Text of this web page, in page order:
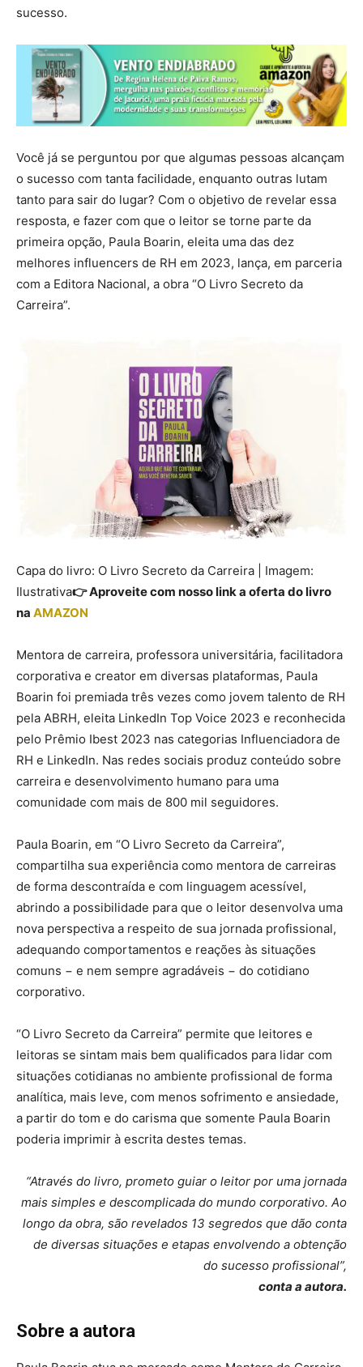
sucesso.
Você já se perguntou por que algumas pessoas alcançam
o sucesso com tanta facilidade, enquanto outras lutam
tanto para sair do lugar? Com o objetivo de revelar essa
resposta, e fazer com que o leitor se torne parte da
primeira opção, Paula Boarin, eleita uma das dez
melhores influencers de RH em 2023, lança, em parceria
com a Editora Nacional, a obra “O Livro Secreto da
Carreira”.
Capa do livro: O Livro Secreto da Carreira | Imagem:
Ilustrativa👉 Aproveite com nosso link a oferta do livro
na AMAZON
Mentora de carreira, professora universitária, facilitadora
corporativa e creator em diversas plataformas, Paula
Boarin foi premiada três vezes como jovem talento de RH
pela ABRH, eleita LinkedIn Top Voice 2023 e reconhecida
pelo Prêmio Ibest 2023 nas categorias Influenciadora de
RH e LinkedIn. Nas redes sociais produz conteúdo sobre
carreira e desenvolvimento humano para uma
comunidade com mais de 800 mil seguidores.
Paula Boarin, em “O Livro Secreto da Carreira”,
compartilha sua experiência como mentora de carreiras
de forma descontraída e com linguagem acessível,
abrindo a possibilidade para que o leitor desenvolva uma
nova perspectiva a respeito de sua jornada profissional,
adequando comportamentos e reações às situações
comuns − e nem sempre agradáveis − do cotidiano
corporativo.
“O Livro Secreto da Carreira” permite que leitores e
leitoras se sintam mais bem qualificados para lidar com
situações cotidianas no ambiente profissional de forma
analítica, mais leve, com menos sofrimento e ansiedade,
a partir do tom e do carisma que somente Paula Boarin
poderia imprimir à escrita destes temas.
“Através do livro, prometo guiar o leitor por uma jornada
mais simples e descomplicada do mundo corporativo. Ao
longo da obra, são revelados 13 segredos que dão conta
de diversas situações e etapas envolvendo a obtenção
do sucesso profissional”,
conta a autora.
Sobre a autora